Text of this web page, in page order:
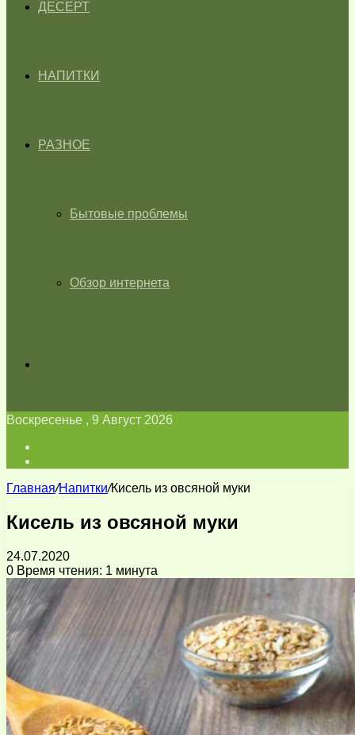
ДЕСЕРТ
НАПИТКИ
РАЗНОЕ
Бытовые проблемы
Обзор интернета
Воскресенье , 9 Август 2026
Главная/Напитки/Кисель из овсяной муки
Кисель из овсяной муки
24.07.2020
0 Время чтения: 1 минута